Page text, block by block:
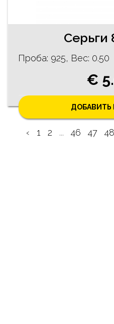
Cерьги
Проба: 925, Bес: 0.50
€
ДОБАВИТЬ
‹ 1 2 ... 46 47 48